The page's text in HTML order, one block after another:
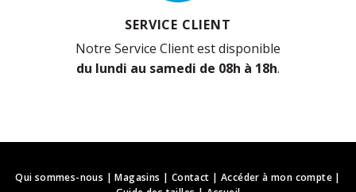
SERVICE CLIENT
Notre Service Client est disponible
du lundi au samedi de 08h à 18h.
Qui sommes-nous |Magasins | Contact | Accéder à mon compte|